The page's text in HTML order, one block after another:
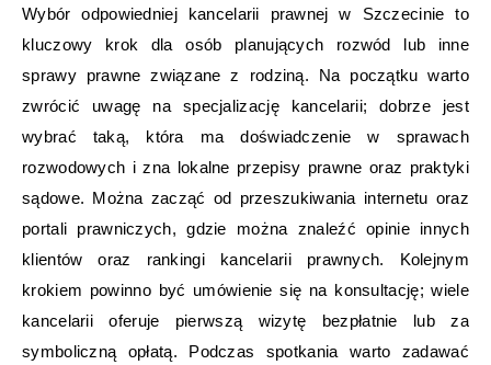
Wybór odpowiedniej kancelarii prawnej w Szczecinie to
kluczowy krok dla osób planujących rozwód lub inne
sprawy prawne związane z rodziną. Na początku warto
zwrócić uwagę na specjalizację kancelarii; dobrze jest
wybrać taką, która ma doświadczenie w sprawach
rozwodowych i zna lokalne przepisy prawne oraz praktyki
sądowe. Można zacząć od przeszukiwania internetu oraz
portali prawniczych, gdzie można znaleźć opinie innych
klientów oraz rankingi kancelarii prawnych. Kolejnym
krokiem powinno być umówienie się na konsultację; wiele
kancelarii oferuje pierwszą wizytę bezpłatnie lub za
symboliczną opłatą. Podczas spotkania warto zadawać